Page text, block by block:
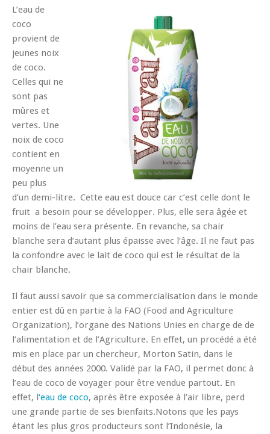
L’eau de
coco
provient de
jeunes noix
de coco.
Celles qui ne
sont pas
mûres et
vertes. Une
noix de coco
contient en
moyenne un
peu plus
d’un demi-litre. Cette eau est douce car c’est celle dont le
fruit a besoin pour se développer. Plus, elle sera âgée et
moins de l’eau sera présente. En revanche, sa chair
blanche sera d’autant plus épaisse avec l’âge. Il ne faut pas
la confondre avec le lait de coco qui est le résultat de la
chair blanche.
Il faut aussi savoir que sa commercialisation dans le monde
entier est dû en partie à la FAO (Food and Agriculture
Organization), l’organe des Nations Unies en charge de de
l’alimentation et de l’Agriculture. En effet, un procédé a été
mis en place par un chercheur, Morton Satin, dans le
début des années 2000. Validé par la FAO, il permet donc à
l’eau de coco de voyager pour être vendue partout. En
effet, l‘eau de coco, après être exposée à l’air libre, perd
une grande partie de ses bienfaits.Notons que les pays
étant les plus gros producteurs sont l’Indonésie, la